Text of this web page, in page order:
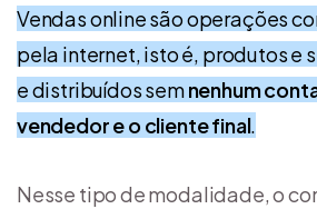
Vendas online são operações
pela internet, isto é, produtos e
e distribuídos semnenhum
vendedor e o cliente final.
Nesse tipo de modalidade, o